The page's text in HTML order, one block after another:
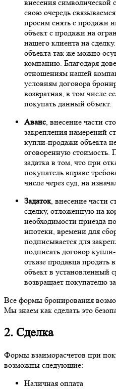
внесения
свою очередь
просим снять с продажи
объект с продажи на
нашего клиента на
объекта так же можно
компанию. Благодаря
отношениям нашей
условиям договора
возвратная, в том числе
покупать данный объект.
Аванс, внесение части
закрепления намерений
купли-продажи объекта
оговоренную стоимость.
задатка в том, что при
покупатель вправе
числе через суд, на
Задаток, внесение части
сделку, отложенную на
необходимости приезда
ипотеки, времени для
подписывается для
подписать договор
отказе продавца
объект в установленный
возвращает покупателю
Все формы бронирования
Мы знаем как сделать это
2. Сделка
Формы взаиморасчетов при
возможны следующие:
Наличная оплата